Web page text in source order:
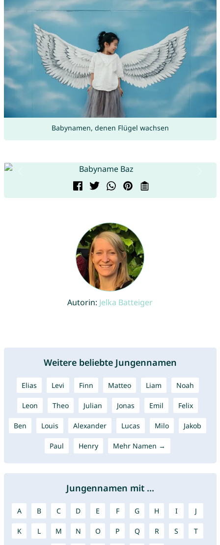
Babynamen, denen Flügel wachsen
Autorin: Jelka Batteiger
Weitere beliebte Jungennamen
Elias Levi Finn Matteo Liam Noah
Leon Theo Julian Jonas Emil Felix
Ben Louis Alexander Lucas Milo Jakob
Paul Henry Mehr Namen →
Jungennamen mit ...
A B C D E F G H I J
K L M N O P Q R S T